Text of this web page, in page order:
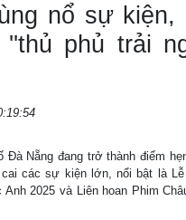
nổ sự kiện,
phủ trải
Đà Nẵng đang trở thành điểm
các sự kiện lớn, nổi bật là
2025 và Liên hoan Phim